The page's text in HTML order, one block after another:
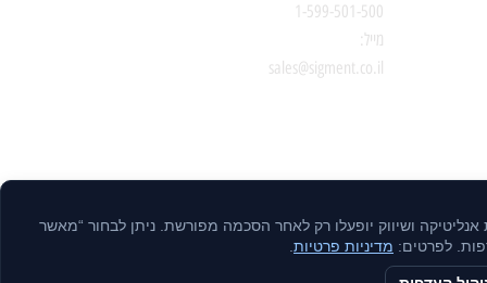
1-599-501-500
מייל:
sales@sigment.co.il
אנליטיקה ושיווק יופעלו רק לאחר הסכמה מפורשת. ניתן לבחור “מאשר
לפרטים: מדיניות פרטיות.